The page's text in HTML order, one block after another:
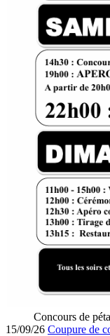
Concours de
15/09/26 Coupure de